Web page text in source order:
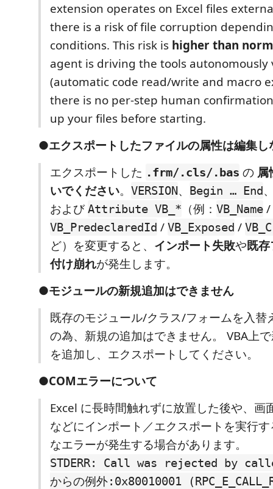
extension operates on Excel files
there is a risk of file corruption
conditions. This risk is higher than
agent is driving the tools autonomously
(automatic code read/write and macro
there is no per-step human
up your files before starting.
●エクスポートしたファイルの属性は編集し
エクスポートした .frm/.cls/.bas の 属
いでください。 VERSION、 Begin … End
およびAttribute VB_* （例： VB_Name /
VB_PredeclaredId / VB_Exposed /
ど）を変更すると、 インポート失敗や既
付け崩れが発生します。
●モジュールの新規追加はできません
既存のモジュール/クラス/フォームを入替
の為、新規の追加はできません。 VBA上
を追加し、エクスポートしてください。
●COMエラーについて
Excel に長時間触れずに放置した後や、画
などにインポート／エクスポートを実行
なエラーが発生する場合があります。
STDERR: Call was rejected by
からの例外:0x80010001